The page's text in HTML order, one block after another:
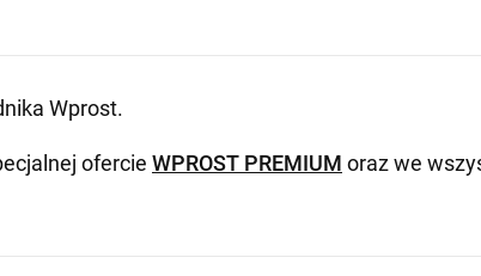
Wprost.
ofercie WPROST PREMIUM oraz we